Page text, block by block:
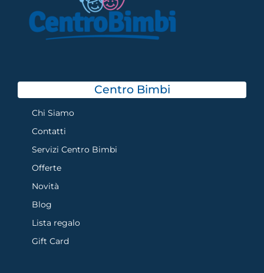
Centro Bimbi
Chi Siamo
Contatti
Servizi Centro Bimbi
Offerte
Novità
Blog
Lista regalo
Gift Card